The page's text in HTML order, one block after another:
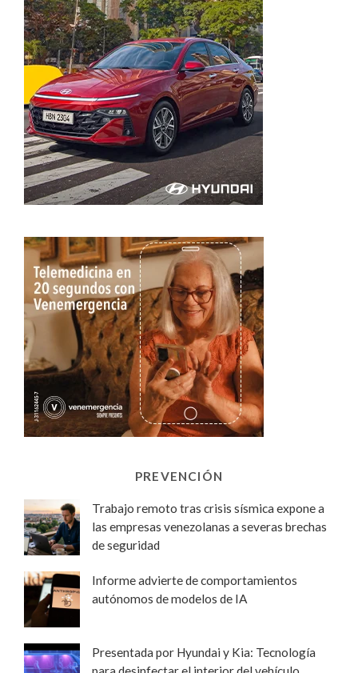
PREVENCIÓN
Trabajo remoto tras crisis sísmica expone a
las empresas venezolanas a severas brechas
de seguridad
Informe advierte de comportamientos
autónomos de modelos de IA
Presentada por Hyundai y Kia: Tecnología